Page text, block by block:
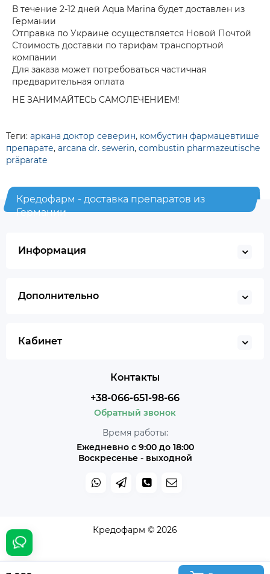
В течение 2-12 дней Aqua Marina будет доставлен из
Германии
Отправка по Украине осуществляется Новой Почтой
Стоимость доставки по тарифам транспортной
компании
Для заказа может потребоваться частичная
предварительная оплата
НЕ ЗАНИМАЙТЕСЬ САМОЛЕЧЕНИЕМ!
Теги: аркана доктор северин, комбустин фармацевтише
препарате, arcana dr. sewerin, combustin pharmazeutische
präparate
Кредофарм - доставка препаратов из
Германии
Информация
Дополнительно
Кабинет
Контакты
+38-066-651-98-66
Обратный звонок
Время работы:
Ежедневно с 9:00 до 18:00
Воскресенье - выходной
Кредофарм © 2026